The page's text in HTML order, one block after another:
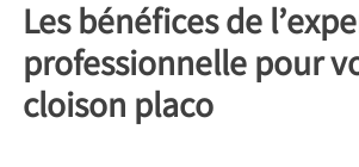
Les bénéfices de
professionnelle pour
cloison placo